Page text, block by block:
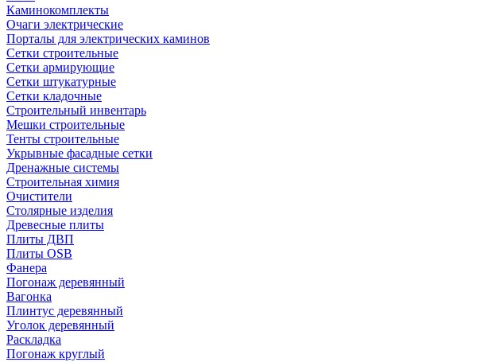
Каминокомплекты
Очаги электрические
Порталы для электрических каминов
Сетки строительные
Сетки армирующие
Сетки штукатурные
Сетки кладочные
Строительный инвентарь
Мешки строительные
Тенты строительные
Укрывные фасадные сетки
Дренажные системы
Строительная химия
Очистители
Столярные изделия
Древесные плиты
Плиты ДВП
Плиты OSB
Фанера
Погонаж деревянный
Вагонка
Плинтус деревянный
Уголок деревянный
Раскладка
Погонаж круглый